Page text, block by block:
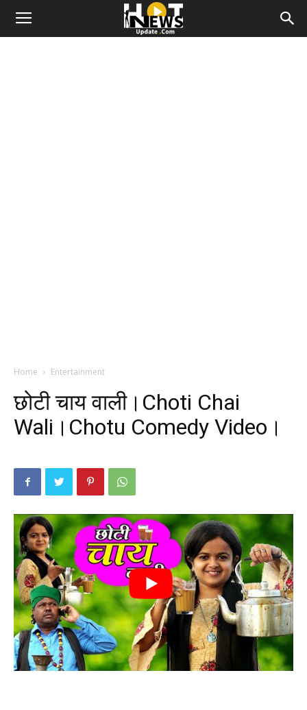
Home Entertainment
छोटी चाय वाली।Choti Chai
Wali।Chotu Comedy Video।